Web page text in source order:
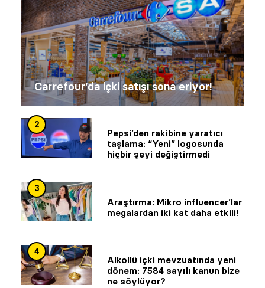
Carrefour’da içki satışı sona eriyor!
2
Pepsi’den rakibine yaratıcı
taşlama: “Yeni” logosunda
hiçbir şeyi değiştirmedi
3
Araştırma: Mikro influencer’lar
megalardan iki kat daha etkili!
4
Alkollü içki mevzuatında yeni
dönem: 7584 sayılı kanun bize
ne söylüyor?